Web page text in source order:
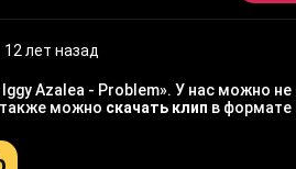
12 лет назад
Azalea - Problem». У нас можно
также можно скачать клип в формате